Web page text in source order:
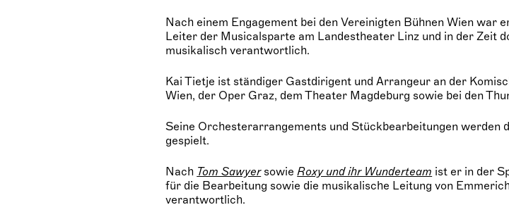
Nach einem Engagement bei den Vereinigten Bühnen Wien war
Leiter der Musicalsparte am Landestheater Linz und in der Zeit
musikalisch verantwortlich.
Kai Tietje ist ständiger Gastdirigent und Arrangeur an der
Wien, der Oper Graz, dem Theater Magdeburg sowie bei den
Seine Orchesterarrangements und Stückbearbeitungen werden
gespielt.
Nach Tom SawyersowieRoxy und ihr Wunderteam ist er in der
für die Bearbeitung sowie die musikalische Leitung von
verantwortlich.